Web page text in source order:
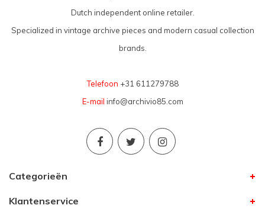
Dutch independent online retailer.
Specialized in vintage archive pieces and modern casual collection
brands.
Telefoon +31 611279788
E-mail info@archivio85.com
Categorieën
Klantenservice